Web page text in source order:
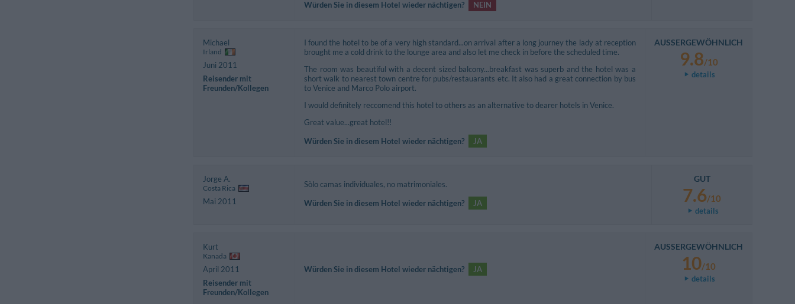
Würden Sie in diesem Hotel wieder nächtigen?
NEIN
Michael
Irland
Juni 2011
Reisender mit
Freunden/Kollegen
I found the hotel to be of a very high standard...on arrival after a long journey the lady at reception
brought me a cold drink to the lounge area and also let me check in before the scheduled time.
The room was beautiful with a decent sized balcony...breakfast was superb and the hotel was a
short walk to nearest town centre for pubs/restauarants etc. It also had a great connection by bus
to Venice and Marco Polo airport.
I would definitely reccomend this hotel to others as an alternative to dearer hotels in Venice.
Great value...great hotel!!
Würden Sie in diesem Hotel wieder nächtigen?
JA
AUSSERGEWÖHNLICH
9.8/10
details
Jorge A.
Costa Rica
Mai 2011
Sòlo camas individuales, no matrimoniales.
Würden Sie in diesem Hotel wieder nächtigen?
JA
GUT
7.6/10
details
Kurt
Kanada
April 2011
Reisender mit
Freunden/Kollegen
Würden Sie in diesem Hotel wieder nächtigen? JA
AUSSERGEWÖHNLICH
10/10
details